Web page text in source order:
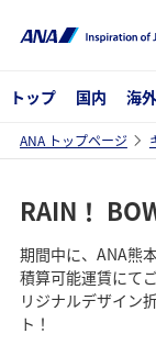
トップ 国内 海外
ANA トップページ
RAIN！
期間中に、ANA熊
積算可能運賃にて
リジナルデザイン
ト！